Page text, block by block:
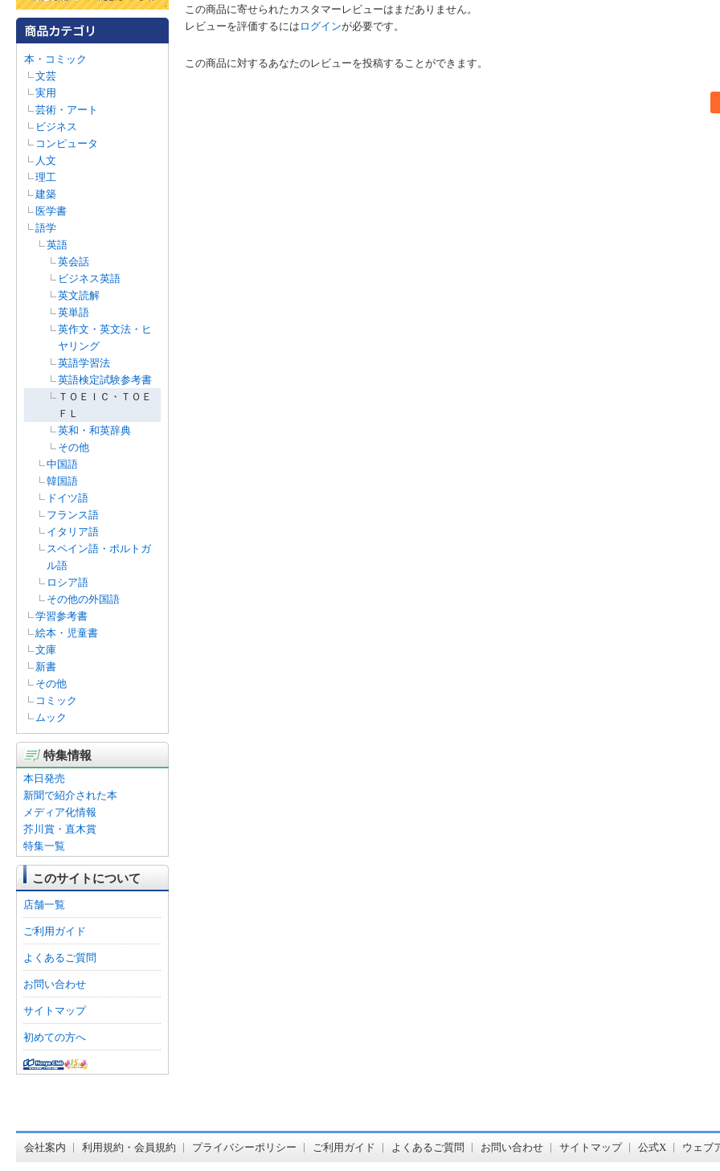
本・コミック
文芸
実用
芸術・アート
ビジネス
コンピュータ
人文
理工
建築
医学書
語学
英語
英会話
ビジネス英語
英文読解
英単語
英作文・英文法・ヒ
ヤリング
英語学習法
英語検定試験参考書
ＴＯＥＩＣ・ＴＯＥ
ＦＬ
英和・和英辞典
その他
中国語
韓国語
ドイツ語
フランス語
イタリア語
スペイン語・ポルトガ
ル語
ロシア語
その他の外国語
学習参考書
絵本・児童書
文庫
新書
その他
コミック
ムック
特集情報
本日発売
新聞で紹介された本
メディア化情報
芥川賞・直木賞
特集一覧
このサイトについて
店舗一覧
ご利用ガイド
よくあるご質問
お問い合わせ
サイトマップ
初めての方へ
この商品に寄せられたカスタマーレビューはまだありません。
レビューを評価するには ログインが必要です。
この商品に対するあなたのレビューを投稿することができます。
会社案内 利用規約・会員規約 プライバシーポリシー ご利用ガイド よくあるご質問 お問い合わせ サイトマップ 公式X ウェブ